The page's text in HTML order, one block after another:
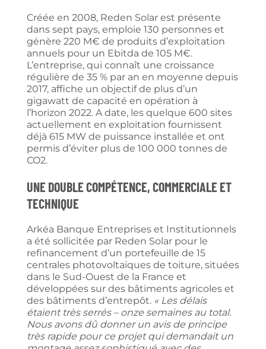
Créée en 2008, Reden Solar est présente
dans sept pays, emploie 130 personnes et
génère 220 M€ de produits d’exploitation
annuels pour un Ebitda de 105 M€.
L’entreprise, qui connaît une croissance
régulière de 35 % par an en moyenne depuis
2017, affiche un objectif de plus d’un
gigawatt de capacité en opération à
l’horizon 2022. A date, les quelque 600 sites
actuellement en exploitation fournissent
déjà 615 MW de puissance installée et ont
permis d’éviter plus de 100 000 tonnes de
CO2.
Une double compétence, commerciale et
technique
Arkéa Banque Entreprises et Institutionnels
a été sollicitée par Reden Solar pour le
refinancement d’un portefeuille de 15
centrales photovoltaïques de toiture, situées
dans le Sud-Ouest de la France et
développées sur des bâtiments agricoles et
des bâtiments d’entrepôt. « Les délais
étaient très serrés – onze semaines au total.
Nous avons dû donner un avis de principe
très rapide pour ce projet qui demandait un